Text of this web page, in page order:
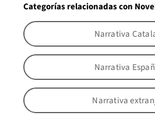
Categorías relacionadas con
Narrativa
Narrativa
Narrativa